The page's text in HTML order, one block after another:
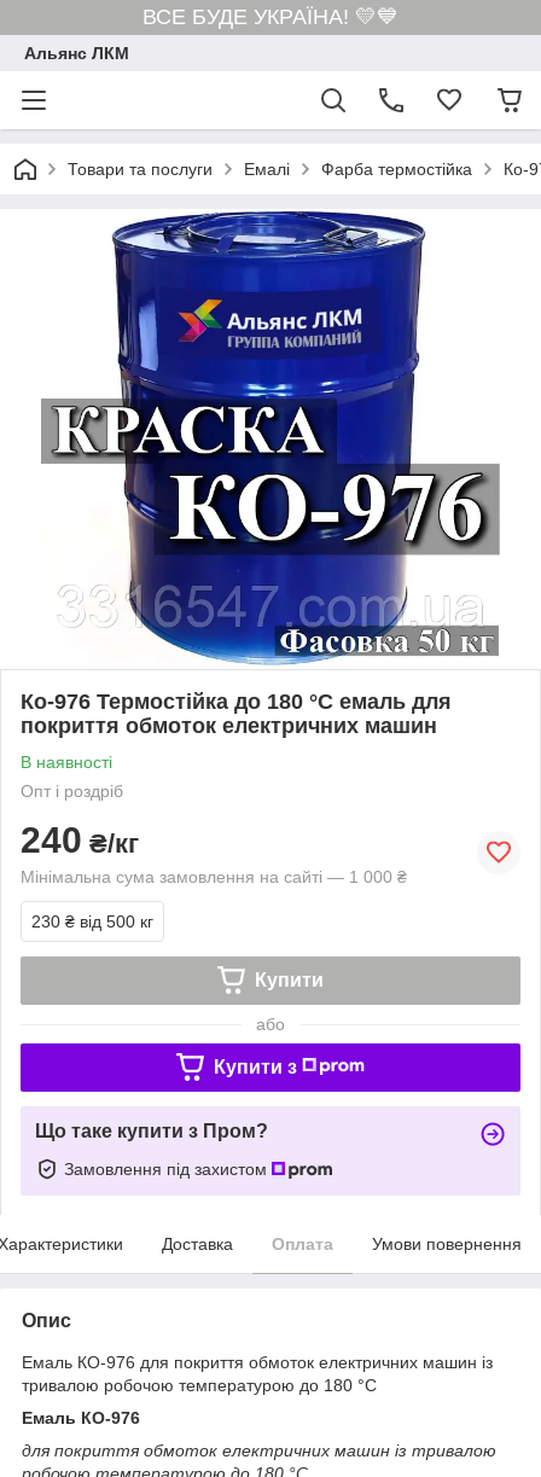
ВСЕ БУДЕ УКРАЇНА! 💛💙
Альянс ЛКМ
Товари та послуги Емалі Фарба термостійка Ко-
Ко-976 Термостійка до 180 °C емаль для
покриття обмоток електричних машин
В наявності
Опт і роздріб
240 ₴/кг
Мінімальна сума замовлення на сайті — 1 000 ₴
230 ₴ від 500 кг
Купити
або
Купити з
Що таке купити з Пром?
Замовлення під захистом
Доставка Оплата Умови повернення
Опис
Емаль КО-976 для покриття обмоток електричних машин із
тривалою робочою температурою до 180 °C
Емаль КО-976
для покриття обмоток електричних машин із тривалою
робочою температурою до 180 °C